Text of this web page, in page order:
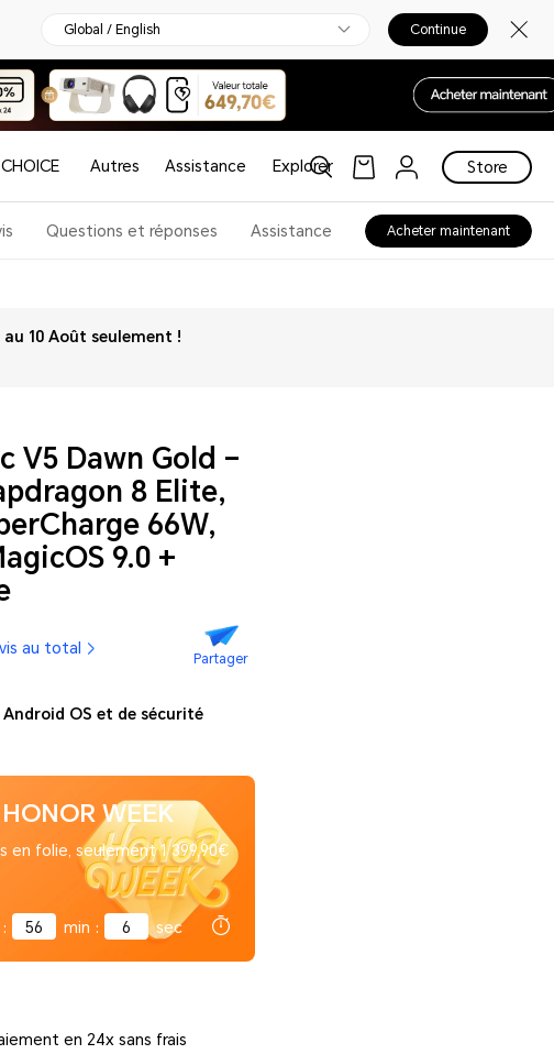
Global / English Continue
Autres Assistance Explorer Store
Questions et réponses Assistance Acheter maintenant
10 Août seulement !
V5 Dawn Gold –
8 Elite,
66W,
9.0 +
au total
Partager
OS et de sécurité
WEEK
en folie, seulement 1 399,90€
: 56 min : 5 sec
en 24x sans frais